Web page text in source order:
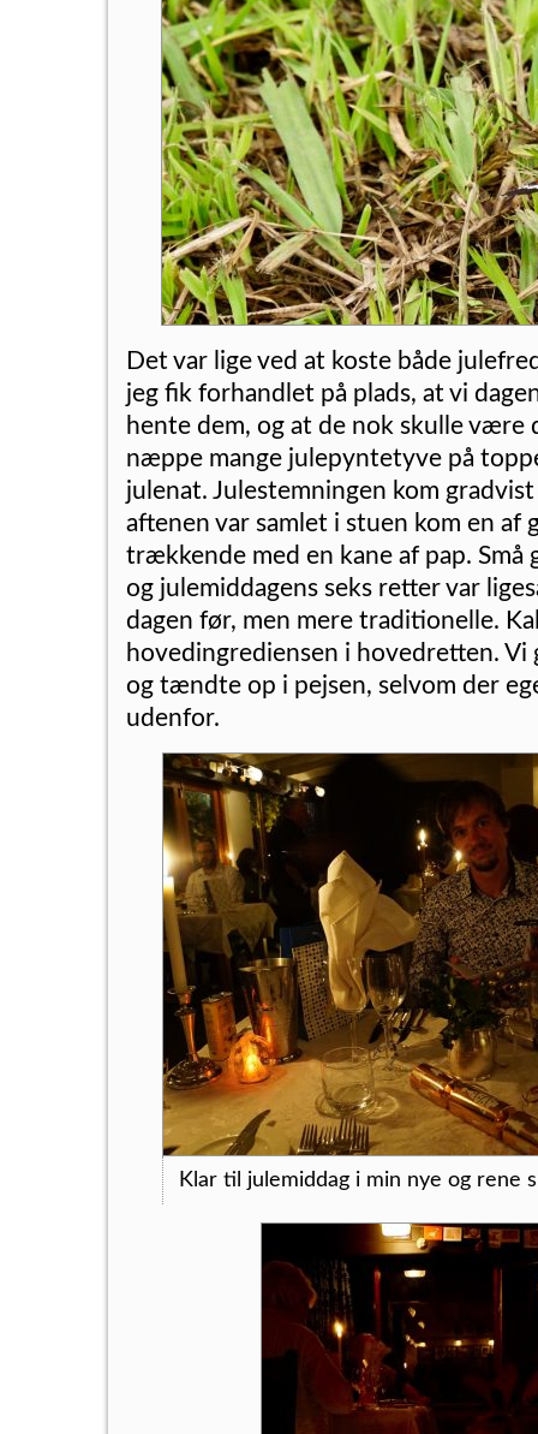
Det var lige ved at koste både
jeg fik forhandlet på plads, at vi
hente dem, og at de nok skulle
næppe mange julepyntetyve på
julenat. Julestemningen kom
aftenen var samlet i stuen kom en af
trækkende med en kane af pap. Små
og julemiddagens seks retter var
dagen før, men mere traditionelle.
hovedingrediensen i hovedretten.
og tændte op i pejsen, selvom der
udenfor.
Klar til julemiddag i min nye og rene